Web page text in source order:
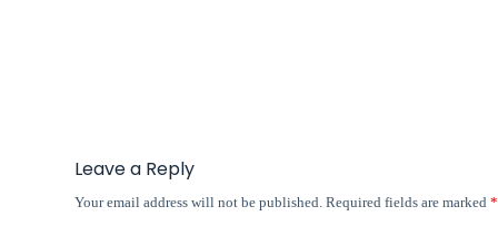
Leave a Reply
Your email address will not be published. Required fields are marked*